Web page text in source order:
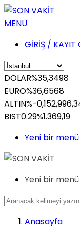
MENÜ
GİRİŞ / KAYIT
DOLAR%35,3498
EURO%36,6568
ALTIN%-0,15
BIST0.29%1.369,19
Yeni bir menü
Yeni bir menü
Anasayfa